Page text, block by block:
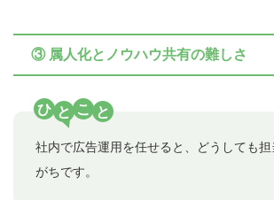
③ 属人化とノウハウ共有の難しさ
ひ と こ と
社内で広告運用を任せると、どうしても
がちです。